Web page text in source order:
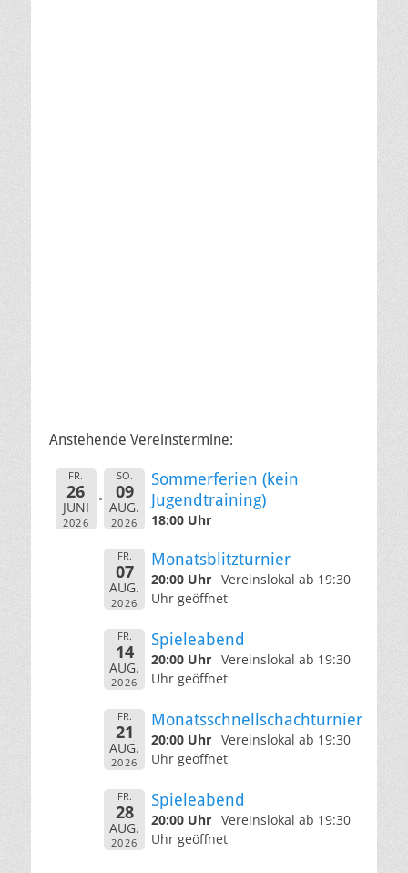
Anstehende Vereinstermine:
FR.
26
JUNI
2026
SO.
09
AUG.
2026
Sommerferien (kein
Jugendtraining)
18:00 Uhr
FR.
07
AUG.
2026
Monatsblitzturnier
20:00 Uhr Vereinslokal ab 19:30
Uhr geöffnet
FR.
14
AUG.
2026
Spieleabend
20:00 Uhr Vereinslokal ab 19:30
Uhr geöffnet
FR.
21
AUG.
2026
Monatsschnellschachturnier
20:00 Uhr Vereinslokal ab 19:30
Uhr geöffnet
FR.
28
AUG.
2026
Spieleabend
20:00 Uhr Vereinslokal ab 19:30
Uhr geöffnet